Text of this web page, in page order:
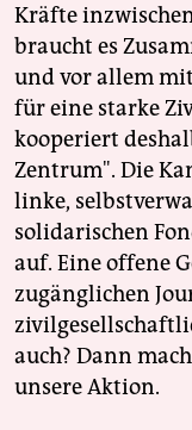
Kräfte
braucht es
und vor allem
für eine starke
kooperiert
Zentrum". Die
linke,
solidarischen
auf. Eine offene
zugänglichen
auch? Dann
unsere Aktion.